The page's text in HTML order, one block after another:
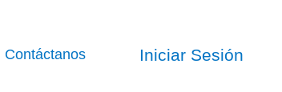
Contáctanos Iniciar Sesión